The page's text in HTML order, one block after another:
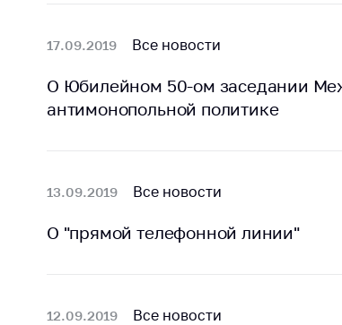
17.09.2019 Все новости
О Юбилейном 50-ом заседании
антимонопольной политике
13.09.2019 Все новости
О "прямой телефонной линии"
12.09.2019 Все новости